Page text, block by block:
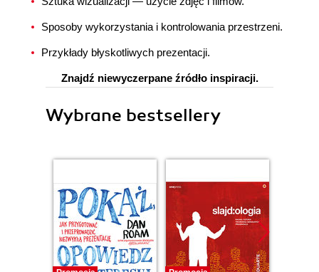
Sposoby wykorzystania i kontrolowania przestrzeni.
Przykłady błyskotliwych prezentacji.
Znajdź niewyczerpane źródło inspiracji.
Wybrane bestsellery